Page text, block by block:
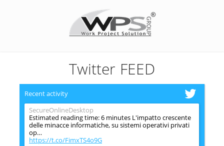
Twitter FEED
Recent activity
SecureOnlineDesktop
Estimated reading time: 6 minutes L'impatto crescente
delle minacce informatiche, su sistemi operativi privati
op…
https://t.co/FimxTS4o9G